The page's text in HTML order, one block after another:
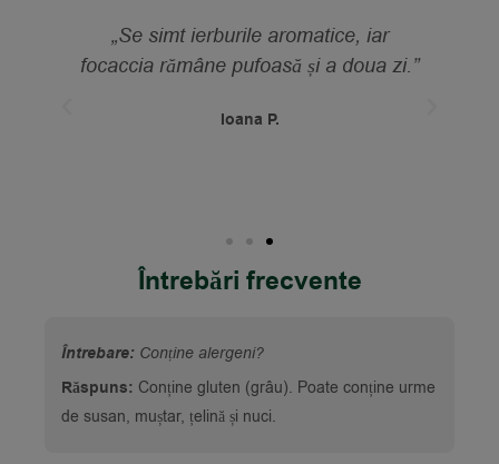
„Se simt ierburile aromatice, iar
focaccia rămâne pufoasă și a doua zi.”
Ioana P.
Întrebări frecvente
Întrebare: Conține alergeni?
Răspuns: Conține gluten (grâu). Poate conține urme
de susan, muștar, țelină și nuci.